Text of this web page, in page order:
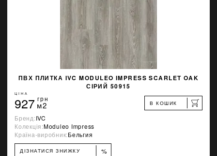
ПВХ ПЛИТКА IVC MODULEO IMPRESS SCARLET OAK
СІРИЙ 50915
ЦІНА
927 грн
м2 В КОШИК
Бренд:IVC
Колекція:Moduleo Impress
Країна-виробник:Бельгия
ДІЗНАТИСЯ ЗНИЖКУ %